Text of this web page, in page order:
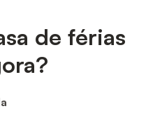
de férias